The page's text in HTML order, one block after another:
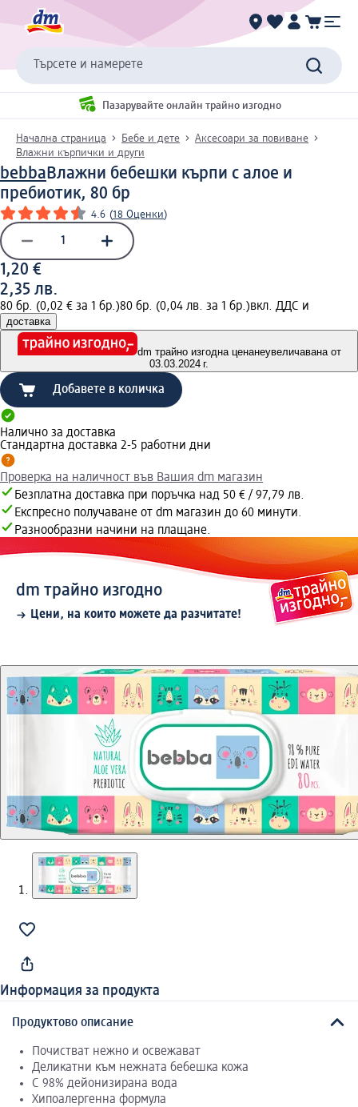
Търсете и намерете
Пазарувайте онлайн трайно изгодно
Начална страница Бебе и дете
Аксесоари за повиване
Влажни кърпички и други
bebbaВлажни бебешки кърпи с алое и
пребиотик, 80 бр
4.6 (18 Оценки)
1,20 €
2,35 лв.
80 бр. (0,02 € за 1 бр.)80 бр. (0,04 лв. за 1 бр.)вкл. ДДС и
доставка
dm трайно изгодна ценанеувеличавана от
03.03.2024 г.
Добавете в количка
Налично за доставка
Стандартна доставка 2-5 работни дни
Проверка на наличност във Вашия dm магазин
Безплатна доставка при поръчка над 50 € / 97,79 лв.
Експресно получаване от dm магазин до 60 минути.
Разнообразни начини на плащане.
dm трайно изгодно
Цени, на които можете да разчитате!
Информация за продукта
Продуктово описание
Почистват нежно и освежават
Деликатни към нежната бебешка кожа
С 98% дейонизирана вода
Хипоалергенна формула